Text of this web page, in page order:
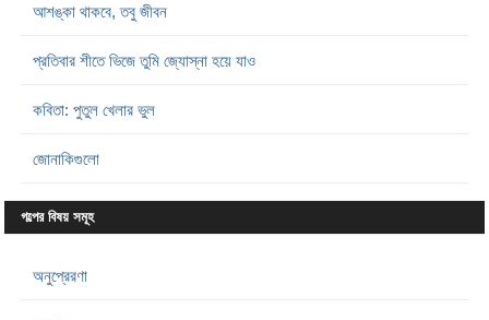
আশঙ্কা থাকবে, তবু জীবন
প্রতিবার শীতে ভিজে তুমি জ্যোস্না হয়ে যাও
কবিতা: পুতুল খেলার ভুল
জোনাকিগুলো
গল্পের বিষয় সমূহ
অনুপ্রেরণা